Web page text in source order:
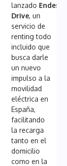
lanzado Endesa
Drive, un
servicio de
renting todo
incluido que
busca darle
un nuevo
impulso a la
movilidad
eléctrica en
España,
facilitando
la recarga
tanto en el
domicilio
como en la